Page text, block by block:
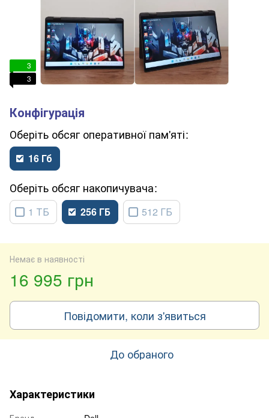
3
3
обсяг оперативної пам'яті
16 Гб
обсяг накопичувача
1 ТБ 256 ГБ 512 ГБ
Немає в наявності
16 995 грн
Повідомити, коли з'явиться
До обраного
Характеристики